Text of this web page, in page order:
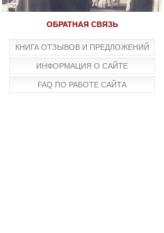
ОБРАТНАЯ СВЯЗЬ
КНИГА ОТЗЫВОВ И ПРЕДЛОЖЕНИЙ
ИНФОРМАЦИЯ О САЙТЕ
FAQ ПО РАБОТЕ САЙТА